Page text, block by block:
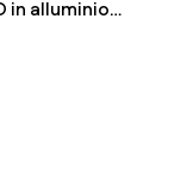
in alluminio